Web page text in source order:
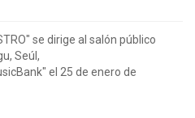
se dirige al salón público
Seúl,
el 25 de enero de